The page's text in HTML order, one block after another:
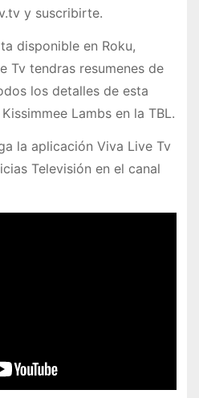
y suscribirte.
disponible en Roku,
Tv tendras resumenes de
los detalles de esta
Lambs en la TBL.
la aplicación Viva Live Tv
Televisión en el canal